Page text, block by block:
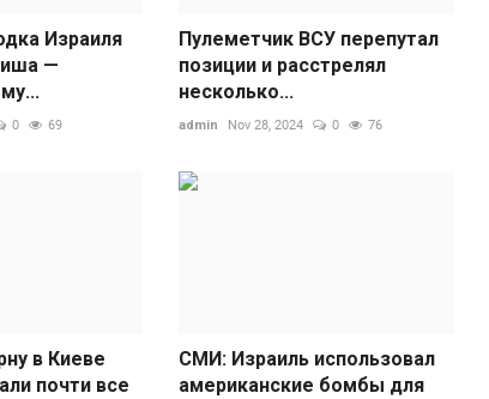
Израиля
—
0 69
Пулеметчик ВСУ перепутал
позиции и расстрелял
несколько...
admin Nov 28, 2024 0 76
в Киеве
почти все
СМИ: Израиль использовал
американские бомбы для